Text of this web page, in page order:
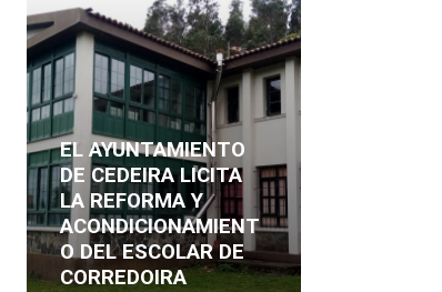
EL AYUNTAMIENTO
DE CEDEIRA LICITA
LA REFORMA Y
ACONDICIONAMIENT
O DEL ESCOLAR DE
CORREDOIRA